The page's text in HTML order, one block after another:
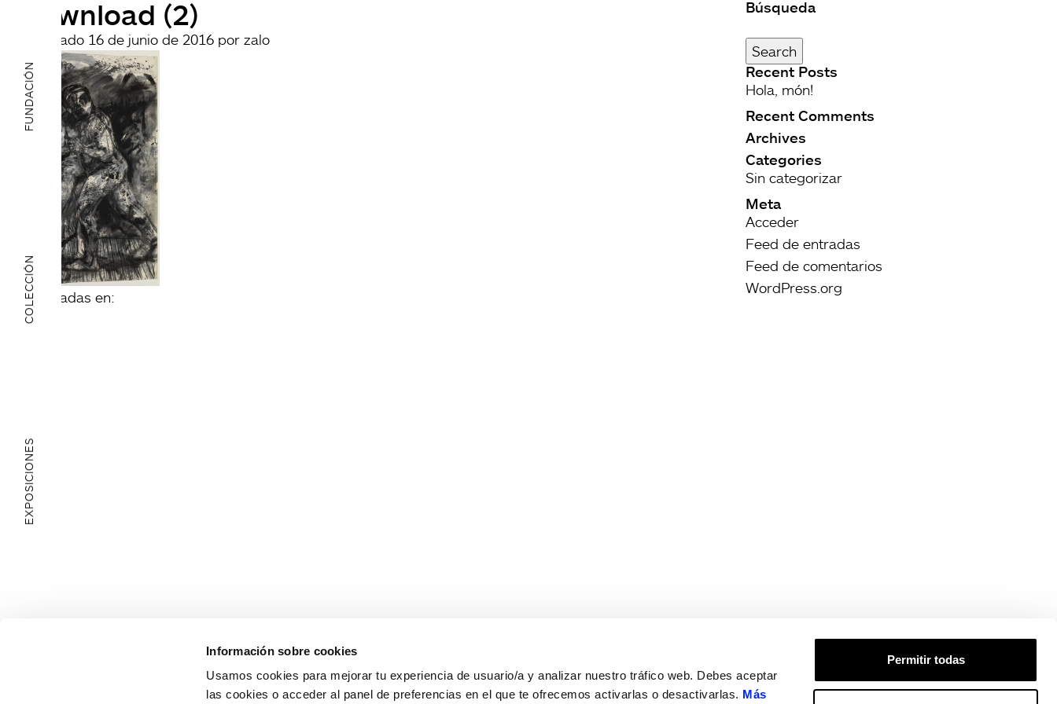
Información sobre cookies
Usamos cookies para mejorar tu experiencia de usuario/a y analizar nuestro tráfico web. Debes aceptar
las cookies o acceder al panel de preferencias en el que te ofrecemos activarlas o desactivarlas. Más
Permitir todas
FUNDACIÓN
COLECCIÓN
EXPOSICIONES
download (2)
Publicado 16 de junio de 2016 por zalo
archivadas en:
Búsqueda
por:
Search
Recent Posts
Hola, món!
Recent Comments
Archives
Categories
Sin categorizar
Meta
Acceder
Feed de entradas
Feed de comentarios
WordPress.org